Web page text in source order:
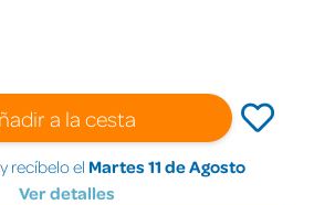
a la cesta
recíbelo el Martes 11 de Agosto
Ver detalles